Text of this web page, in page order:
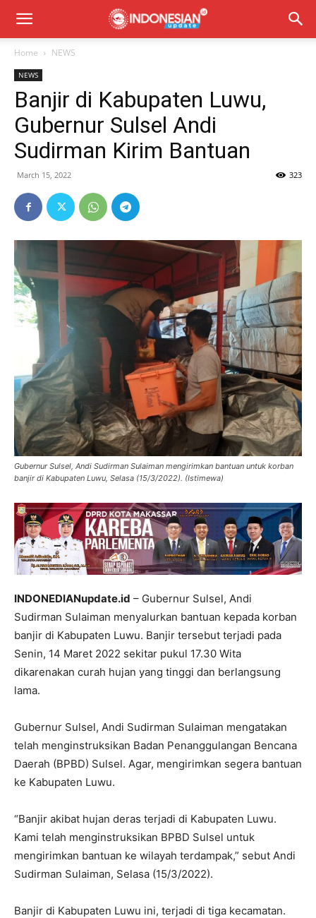
Home NEWS
NEWS
Banjir di Kabupaten Luwu,
Gubernur Sulsel Andi
Sudirman Kirim Bantuan
March 15, 2022 323
Gubernur Sulsel, Andi Sudirman Sulaiman mengirimkan bantuan untuk korban
banjir di Kabupaten Luwu, Selasa (15/3/2022). (Istimewa)
INDONEDIANupdate.id – Gubernur Sulsel, Andi
Sudirman Sulaiman menyalurkan bantuan kepada korban
banjir di Kabupaten Luwu. Banjir tersebut terjadi pada
Senin, 14 Maret 2022 sekitar pukul 17.30 Wita
dikarenakan curah hujan yang tinggi dan berlangsung
lama.
Gubernur Sulsel, Andi Sudirman Sulaiman mengatakan
telah menginstruksikan Badan Penanggulangan Bencana
Daerah (BPBD) Sulsel. Agar, mengirimkan segera bantuan
ke Kabupaten Luwu.
“Banjir akibat hujan deras terjadi di Kabupaten Luwu.
Kami telah menginstruksikan BPBD Sulsel untuk
mengirimkan bantuan ke wilayah terdampak,” sebut Andi
Sudirman Sulaiman, Selasa (15/3/2022).
Banjir di Kabupaten Luwu ini, terjadi di tiga kecamatan.